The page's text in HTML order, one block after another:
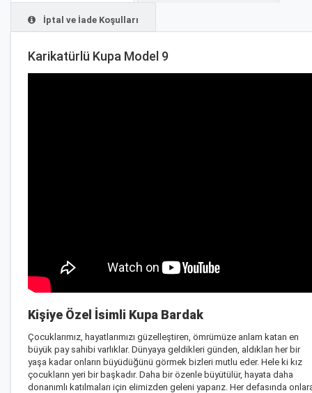
İptal ve İade Koşulları
Karikatürlü Kupa Model 9
Kişiye Özel İsimli Kupa Bardak
Çocuklarımız, hayatlarımızı güzelleştiren, ömrümüze anlam katan en
büyük pay sahibi varlıklar. Dünyaya geldikleri günden, aldıkları her bir
yaşa kadar onların büyüdüğünü görmek bizleri mutlu eder. Hele ki kız
çocukların yeri bir başkadır. Daha bir özenle büyütülür, hayata daha
donanımlı katılmaları için elimizden geleni yaparız. Her defasında